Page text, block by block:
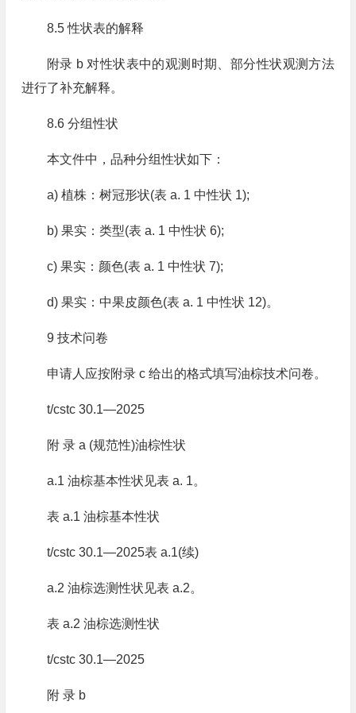
8.5 性状表的解释
附录 b 对性状表中的观测时期、部分性状观测方法
进行了补充解释。
8.6 分组性状
本文件中，品种分组性状如下：
a) 植株：树冠形状(表 a. 1 中性状 1);
b) 果实：类型(表 a. 1 中性状 6);
c) 果实：颜色(表 a. 1 中性状 7);
d) 果实：中果皮颜色(表 a. 1 中性状 12)。
9 技术问卷
申请人应按附录 c 给出的格式填写油棕技术问卷。
t/cstc 30.1—2025
附 录 a (规范性)油棕性状
a.1 油棕基本性状见表 a. 1。
表 a.1 油棕基本性状
t/cstc 30.1—2025表 a.1(续)
a.2 油棕选测性状见表 a.2。
表 a.2 油棕选测性状
t/cstc 30.1—2025
附 录 b